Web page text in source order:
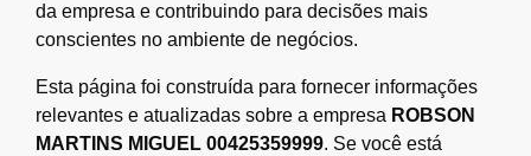
da empresa e contribuindo para decisões mais
conscientes no ambiente de negócios.
Esta página foi construída para fornecer informações
relevantes e atualizadas sobre a empresa ROBSON
MARTINS MIGUEL 00425359999. Se você está